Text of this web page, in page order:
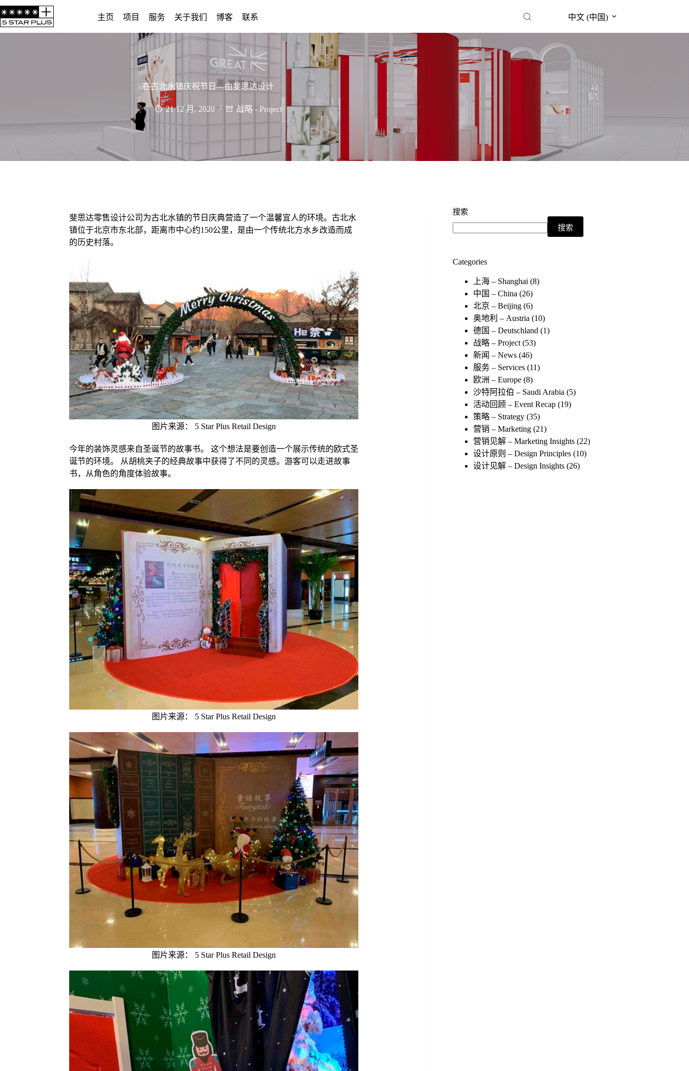
主页 项目 服务 关于我们 博客 联系 中文 (中国)
在古北水镇庆祝节日—由斐思达设计
21 12 月, 2020 战略 - Project
斐思达零售设计公司为古北水镇的节日庆典营造了一个温馨宜人的环境。古北水
镇位于北京市东北部，距离市中心约150公里，是由一个传统北方水乡改造而成
的历史村落。
图片来源： 5 Star Plus Retail Design
今年的装饰灵感来自圣诞节的故事书。 这个想法是要创造一个展示传统的欧式圣
诞节的环境。 从胡桃夹子的经典故事中获得了不同的灵感。游客可以走进故事
书，从角色的角度体验故事。
图片来源： 5 Star Plus Retail Design
图片来源： 5 Star Plus Retail Design
搜索
搜索
Categories
上海 – Shanghai (8)
中国 – China (26)
北京 – Beijing (6)
奥地利 – Austria (10)
德国 – Deutschland (1)
战略 – Project (53)
新闻 – News (46)
服务 – Services (11)
欧洲 – Europe (8)
沙特阿拉伯 – Saudi Arabia (5)
活动回顾 – Event Recap (19)
策略 – Strategy (35)
营销 – Marketing (21)
营销见解 – Marketing Insights (22)
设计原则 – Design Principles (10)
设计见解 – Design Insights (26)